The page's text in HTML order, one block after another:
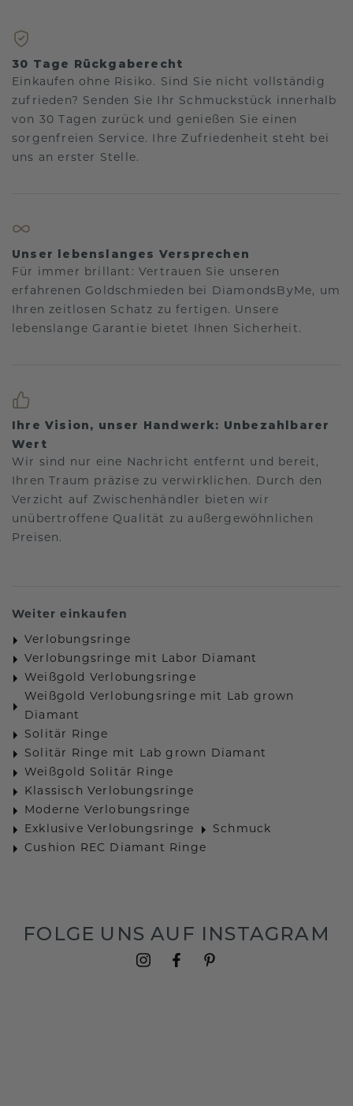
30 Tage Rückgaberecht
Einkaufen ohne Risiko. Sind Sie nicht vollständig
zufrieden? Senden Sie Ihr Schmuckstück innerhalb
von 30 Tagen zurück und genießen Sie einen
sorgenfreien Service. Ihre Zufriedenheit steht bei
uns an erster Stelle.
Unser lebenslanges Versprechen
Für immer brillant: Vertrauen Sie unseren
erfahrenen Goldschmieden bei DiamondsByMe, um
Ihren zeitlosen Schatz zu fertigen. Unsere
lebenslange Garantie bietet Ihnen Sicherheit.
Ihre Vision, unser Handwerk: Unbezahlbarer
Wert
Wir sind nur eine Nachricht entfernt und bereit,
Ihren Traum präzise zu verwirklichen. Durch den
Verzicht auf Zwischenhändler bieten wir
unübertroffene Qualität zu außergewöhnlichen
Preisen.
Weiter einkaufen
Verlobungsringe
Verlobungsringe mit Labor Diamant
Weißgold Verlobungsringe
Weißgold Verlobungsringe mit Lab grown
Diamant
Solitär Ringe
Solitär Ringe mit Lab grown Diamant
Weißgold Solitär Ringe
Klassisch Verlobungsringe
Moderne Verlobungsringe
Exklusive Verlobungsringe
Schmuck
Cushion REC Diamant Ringe
FOLGE UNS AUF INSTAGRAM